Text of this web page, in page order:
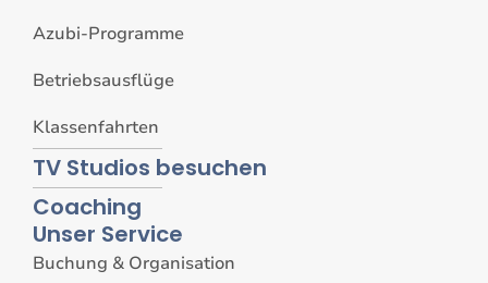
Azubi-Programme
Betriebsausflüge
Klassenfahrten
TV Studios besuchen
Coaching
Unser Service
Buchung & Organisation